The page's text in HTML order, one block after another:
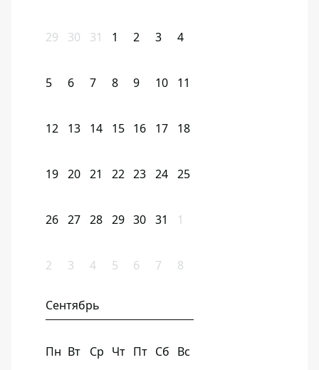
29 30 31 1 2 3 4
5 6 7 8 9 10 11
12 13 14 15 16 17 18
19 20 21 22 23 24 25
26 27 28 29 30 31 1
2 3 4 5 6 7 8
Сентябрь
Пн Вт Ср Чт Пт Сб Вс